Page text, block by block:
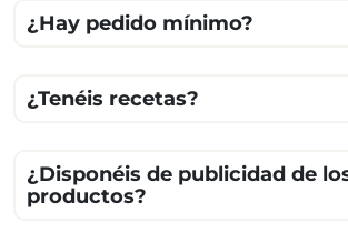
¿Hay pedido mínimo?
¿Tenéis recetas?
¿Disponéis de publicidad de
productos?